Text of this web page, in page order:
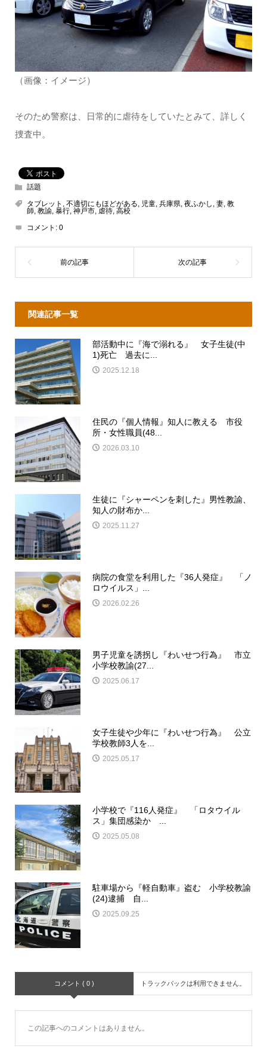
（画像：イメージ）
そのため警察は、日常的に虐待をしていたとみて、詳しく
捜査中。
話題
タブレット , 不適切にもほどがある, 児童, 兵庫県, 夜ふかし , 妻, 教
師, 教諭, 暴行, 神戸市, 虐待, 高校
コメント: 0
関連記事一覧
部活動中に『海で溺れる』 女子生徒(中
1)死亡 過去に...
2025.12.18
住民の『個人情報』知人に教える 市役
所・女性職員(48...
2026.03.10
生徒に『シャーペンを刺した』男性教諭、
知人の財布か...
2025.11.27
病院の食堂を利用した『36人発症』 「ノ
ロウイルス」...
2026.02.26
男子児童を誘拐し『わいせつ行為』 市立
小学校教諭(27...
2025.06.17
女子生徒や少年に『わいせつ行為』 公立
学校教師3人を...
2025.05.17
小学校で『116人発症』 「ロタウイル
ス」集団感染か ...
2025.05.08
駐車場から『軽自動車』盗む 小学校教諭
(24)逮捕 自...
2025.09.25
コメント ( 0 ) トラックバックは利用できません。
この記事へのコメントはありません。